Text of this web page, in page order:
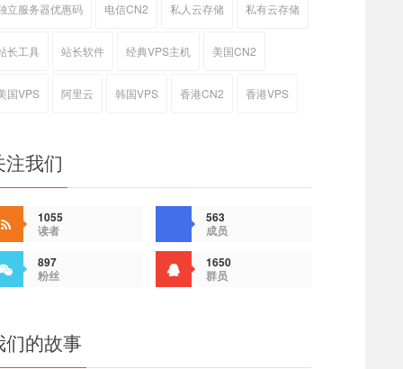
立服务器优惠码 电信CN2 私人云存储 私有云存储
长工具 站长软件 经典VPS主机 美国CN2
国VPS 阿里云 韩国VPS 香港CN2 香港VPS
注我们
1055
读者
563
成员
897
粉丝
1650
群员
们的故事